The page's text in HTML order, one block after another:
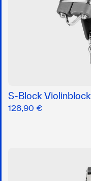
S-Block Violinblock
128,90 €